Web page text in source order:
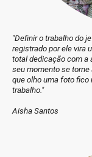
"Definir o trabalho do
registrado por ele vira
total dedicação com a
seu momento se
que olho uma foto fico
trabalho."
Aisha Santos